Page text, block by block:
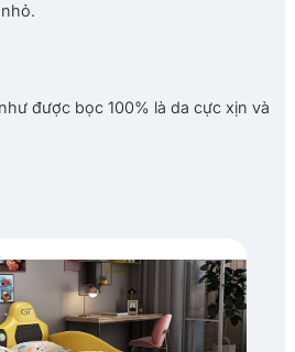
được bọc 100% là da cực xịn và